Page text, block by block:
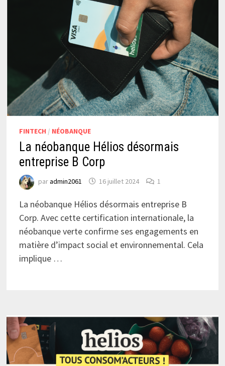
FINTECH / NÉOBANQUE
La néobanque Hélios désormais
entreprise B Corp
paradmin2061 16 juillet 2024 1
La néobanque Hélios désormais entreprise B
Corp. Avec cette certification internationale, la
néobanque verte confirme ses engagements en
matière d’impact social et environnemental. Cela
implique …